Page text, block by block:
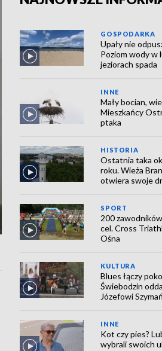
GOSPODARKA
Upały nie
Poziom wody w
jeziorach spada
INNE
Mały bocian,
Mieszkańcy
ptaka
HISTORIA
Ostatnia taka
roku. Wieża
otwiera swoje
SPORT
200
cel. Cross
Ośna
KULTURA
Blues łączy
Świebodzin
Józefowi
INNE
Kot czy pies?
wybrali swoich